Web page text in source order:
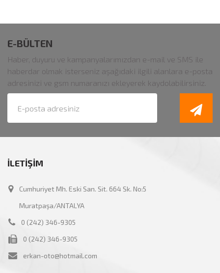
E-BÜLTEN
Haber, duyuru ve kampanyalarımızdan e-mail ve SMS ile
haberdar olmak isterseniz aşağıdaki ilgili alanlara e-posta
adresinizi ve gsm numaranızı ekleyerek kaydolabilirsiniz.
İLETİŞİM
Cumhuriyet Mh. Eski San. Sit. 664 Sk. No:5
Muratpaşa/ANTALYA
0 (242) 346-9305
0 (242) 346-9305
erkan-oto@hotmail.com